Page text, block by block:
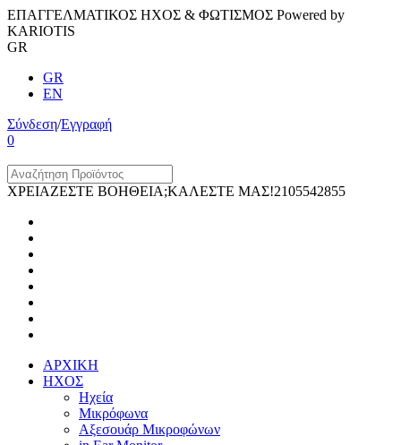
ΕΠΑΓΓΕΛΜΑΤΙΚΟΣ ΗΧΟΣ & ΦΩΤΙΣΜΟΣ Powered by
KARIOTIS
GR
GR
EN
Σύνδεση/Εγγραφή
0
ΧΡΕΙΑΖΕΣΤΕ ΒΟΗΘΕΙΑ;ΚΑΛΕΣΤΕ ΜΑΣ!2105542855
ΑΡΧΙΚΗ
ΗΧΟΣ
Ηχεία
Μικρόφωνα
Αξεσουάρ Μικροφώνων